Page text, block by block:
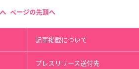
ページの先頭へ
記事掲載について
プレスリリース送付先